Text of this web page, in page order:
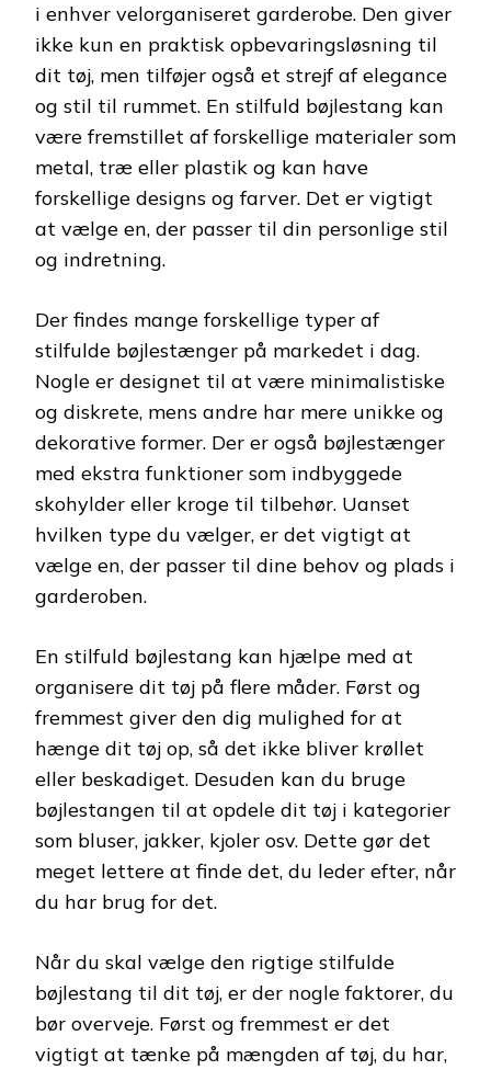
i enhver velorganiseret garderobe. Den giver
ikke kun en praktisk opbevaringsløsning til
dit tøj, men tilføjer også et strejf af elegance
og stil til rummet. En stilfuld bøjlestang kan
være fremstillet af forskellige materialer som
metal, træ eller plastik og kan have
forskellige designs og farver. Det er vigtigt
at vælge en, der passer til din personlige stil
og indretning.
Der findes mange forskellige typer af
stilfulde bøjlestænger på markedet i dag.
Nogle er designet til at være minimalistiske
og diskrete, mens andre har mere unikke og
dekorative former. Der er også bøjlestænger
med ekstra funktioner som indbyggede
skohylder eller kroge til tilbehør. Uanset
hvilken type du vælger, er det vigtigt at
vælge en, der passer til dine behov og plads i
garderoben.
En stilfuld bøjlestang kan hjælpe med at
organisere dit tøj på flere måder. Først og
fremmest giver den dig mulighed for at
hænge dit tøj op, så det ikke bliver krøllet
eller beskadiget. Desuden kan du bruge
bøjlestangen til at opdele dit tøj i kategorier
som bluser, jakker, kjoler osv. Dette gør det
meget lettere at finde det, du leder efter, når
du har brug for det.
Når du skal vælge den rigtige stilfulde
bøjlestang til dit tøj, er der nogle faktorer, du
bør overveje. Først og fremmest er det
vigtigt at tænke på mængden af tøj, du har,